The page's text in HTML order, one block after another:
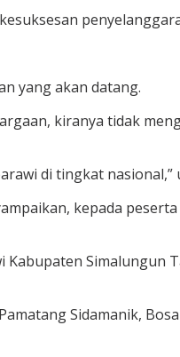
yang akan datang.
kiranya tidak
di tingkat
kepada
Simalungun
Sidamanik,